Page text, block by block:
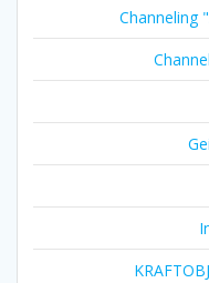
Channeling